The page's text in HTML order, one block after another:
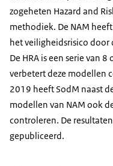
zogeheten Hazard and
methodiek. De NAM
het veiligheidsrisico door
De HRA is een serie van
verbetert deze modellen
2019 heeft SodM naast
modellen van NAM ook
controleren. De
gepubliceerd.